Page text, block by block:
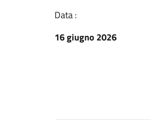
Data :
16 giugno 2026